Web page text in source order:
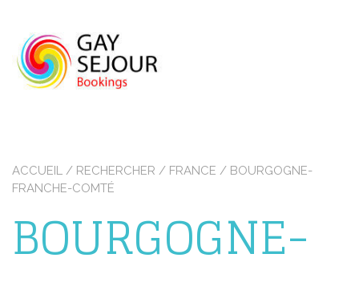
content
ACCUEIL / RECHERCHER / FRANCE / BOURGOGNE-
FRANCHE-COMTÉ
BOURGOGNE-